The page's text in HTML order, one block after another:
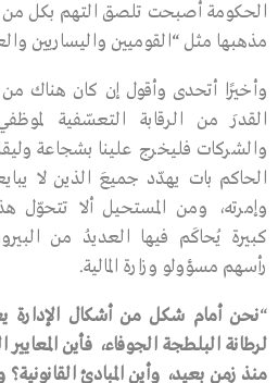
الحكومة أصبحت تلصق التهم بكل من لا
مذهبها مثل “القوميين واليساريين
وأخيرًا أتحدى وأقول إن كان هناك
القدرَ من الرقابة التعسّفية
والشركات فليخرج علينا بشجاعة
الحاكم بات يهدّد جميعَ الذين لا
وإمرته، ومن المستحيل ألا تتحوّل
كبيرة يُحاكَم فيها العديدُ من
رأسهم مسؤولو وزارة المالية.
“نحن أمام شكل من أشكال الإدارة
لرطانة البلطجة الجوفاء، فأين المعايير
منذ زمن بعيد، وأين المبادئالقانونية؟